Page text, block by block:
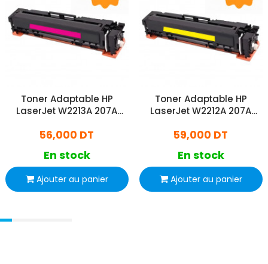
Toner Adaptable HP
LaserJet W2213A 207A
56,000 DT
En stock
Ajouter au panier
Toner Adaptable HP
LaserJet W2212A 207A
59,000 DT
En stock
Ajouter au panier